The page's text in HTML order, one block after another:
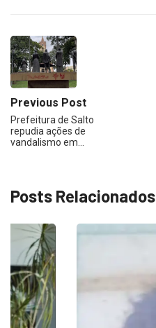
Previous Post
Prefeitura de Salto
repudia ações de
vandalismo em…
Posts Relacionados